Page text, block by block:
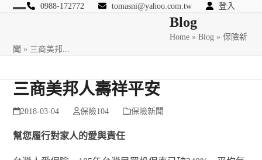
Skip
0988-172772 tomasni@yahoo.com.tw 登入
匯豐國際風險管理顧問Blog
Home »Blog »保險新
聞 » 三商美邦...
三商美邦人壽祥平安
2018-03-04 保險104 保險新聞
幫您履行對家人的愛與責任